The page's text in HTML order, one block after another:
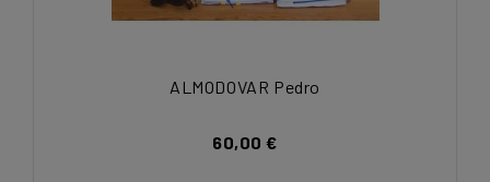
ALMODOVAR Pedro
60,00 €